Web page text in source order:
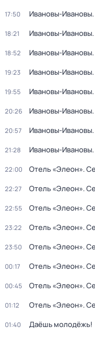
17:50 Ивановы-Ивановы
18:21 Ивановы-Ивановы
18:52 Ивановы-Ивановы
19:23 Ивановы-Ивановы
19:55 Ивановы-Ивановы
20:26 Ивановы-Ивановы
20:57 Ивановы-Ивановы
21:28 Ивановы-Ивановы
22:00 Отель «Элеон».
22:27 Отель «Элеон».
22:55 Отель «Элеон».
23:22 Отель «Элеон».
23:50 Отель «Элеон».
00:17 Отель «Элеон».
00:45 Отель «Элеон».
01:12 Отель «Элеон».
01:40 Даёшь молодёжь!